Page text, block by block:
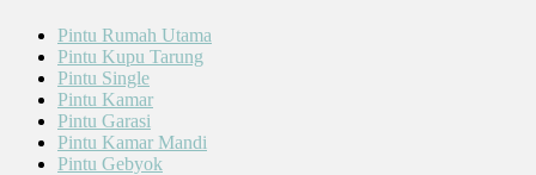
Pintu Rumah Utama
Pintu Kupu Tarung
Pintu Single
Pintu Kamar
Pintu Garasi
Pintu Kamar Mandi
Pintu Gebyok